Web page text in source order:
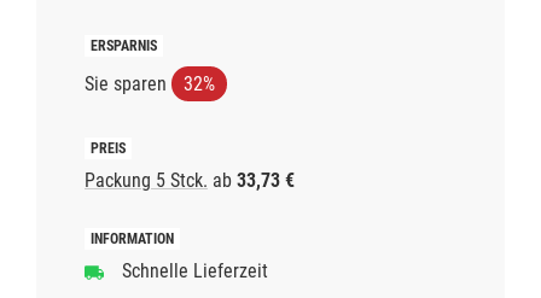
Sie sparen 32%
Packung 5 Stck. ab 33,73 €
Schnelle Lieferzeit